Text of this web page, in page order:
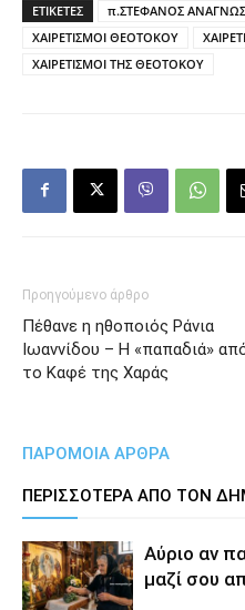
ΕΤΙΚΕΤΕΣ π.ΣΤΕΦΑΝΟΣ
ΧΑΙΡΕΤΙΣΜΟΙ ΘΕΟΤΟΚΟΥ
ΧΑΙΡΕΤΙΣΜΟΙ ΤΗΣ ΘΕΟΤΟΚΟΥ
Προηγούμενο άρθρο
Πέθανε η ηθοποιός Ράνια
Ιωαννίδου – Η «παπαδιά»
το Καφέ της Χαράς
ΠΑΡΟΜΟΙΑ ΑΡΘΡΑ
ΠΕΡΙΣΣΟΤΕΡΑ ΑΠΟ ΤΟΝ
Αύριο αν
μαζί σου